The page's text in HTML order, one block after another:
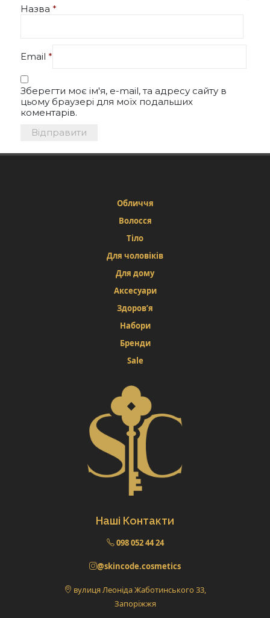
Назва *
Email *
Зберегти моє ім'я, e-mail, та адресу сайту в
цьому браузері для моїх подальших
коментарів.
Обличчя
Волосся
Тіло
Для чоловіків
Для дому
Аксесуари
Здоров’я
Набори
Бренди
Sale
Наші Контакти
098 052 44 24
@skincode.cosmetics
вулиця Леоніда Жаботинського 33,
Запоріжжя